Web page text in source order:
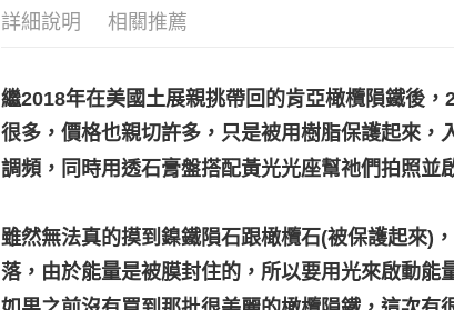
詳細說明 相關推薦
繼2018年在美國土展親挑帶回的肯亞橄欖隕鐵後
很多，價格也親切許多，只是被用樹脂保護起來
調頻，同時用透石膏盤搭配黃光光座幫祂們拍照並
雖然無法真的摸到鎳鐵隕石跟橄欖石(被保護起來)
落，由於能量是被膜封住的，所以要用光來啟動能